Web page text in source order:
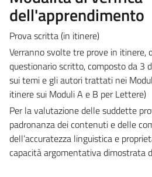
dell'apprendimento
Prova scritta (in itinere)
Verranno svolte tre prove in itinere,
questionario scritto, composto da 3
sui temi e gli autori trattati nei
itinere sui Moduli A e B per Lettere)
Per la valutazione delle suddette
padronanza dei contenuti e delle
dell’accuratezza linguistica e
capacità argomentativa dimostrata